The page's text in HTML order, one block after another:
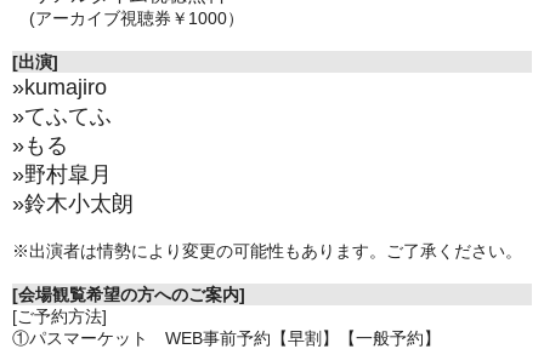
(アーカイブ視聴券￥1000）
[出演]
»kumajiro
»てふてふ
»もる
»野村皐月
»鈴木小太朗
※出演者は情勢により変更の可能性もあります。ご了承ください。
[会場観覧希望の方へのご案内]
[ご予約方法]
①パスマーケット WEB事前予約【早割】【一般予約】